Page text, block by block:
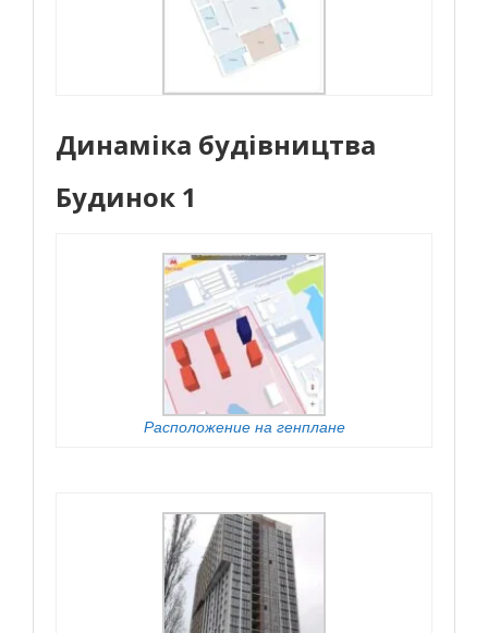
Динаміка будівництва
Будинок 1
Расположение на генплане